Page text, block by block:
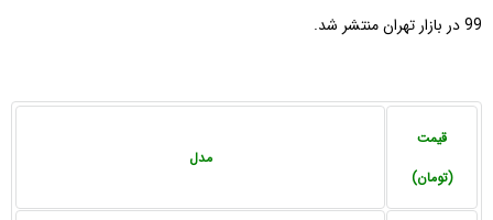
99 در بازار تهران منتشر شد.
قیمت
(تومان)
مدل